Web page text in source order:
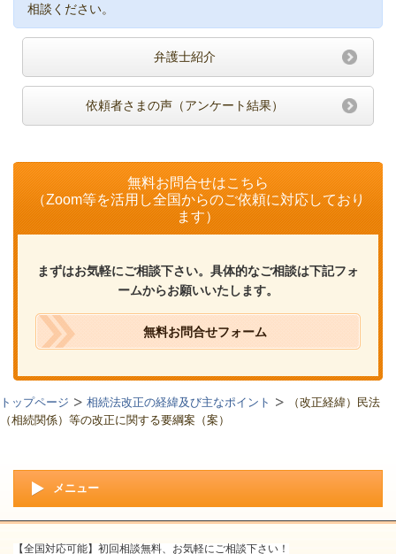
相談ください。
弁護士紹介
依頼者さまの声（アンケート結果）
無料お問合せはこちら
（Zoom等を活用し全国からのご依頼に対応しており
ます）
まずはお気軽にご相談下さい。具体的なご相談は下記フォ
ームからお願いいたします。
無料お問合せフォーム
トップページ 相続法改正の経緯及び主なポイント
（改正経緯）民法
（相続関係）等の改正に関する要綱案（案）
メニュー
【全国対応可能】初回相談無料、お気軽にご相談下さい！